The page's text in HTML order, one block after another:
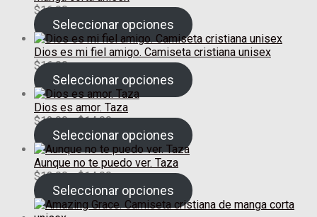
$16.00
Seleccionar opciones
Dios es mi fiel amigo. Camiseta cristiana unisex
$16.00
Seleccionar opciones
Dios es amor. Taza
$12.00 - $14.00Rango
de
precios:
desde
$12.00
hasta
$14.00
Seleccionar opciones
Aunque no te puedo ver. Taza
$12.00 - $14.00Rango
de
precios:
Seleccionar opciones